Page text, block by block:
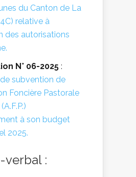
du Canton de La
relative à
des autorisations
N° 06-2025 :
subvention de
Foncière Pastorale
à son budget
2025.
verbal :